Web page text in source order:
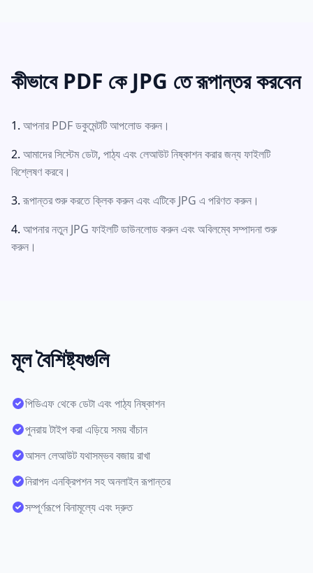
কীভাবে PDF কে JPG তে রূপান্তর করবেন
আপনার PDF ডকুমেন্টটি আপলোড করুন।
আমাদের সিস্টেম ডেটা, পাঠ্য এবং লেআউট নিষ্কাশন করার জন্য ফাইলটি
বিশ্লেষণ করবে।
রূপান্তর শুরু করতে ক্লিক করুন এবং এটিকে JPG এ পরিণত করুন।
আপনার নতুন JPG ফাইলটি ডাউনলোড করুন এবং অবিলম্বে সম্পাদনা শুরু
করুন।
মূল বৈশিষ্ট্যগুলি
পিডিএফ থেকে ডেটা এবং পাঠ্য নিষ্কাশন
পুনরায় টাইপ করা এড়িয়ে সময় বাঁচান
আসল লেআউট যথাসম্ভব বজায় রাখা
নিরাপদ এনক্রিপশন সহ অনলাইন রূপান্তর
সম্পূর্ণরূপে বিনামূল্যে এবং দ্রুত